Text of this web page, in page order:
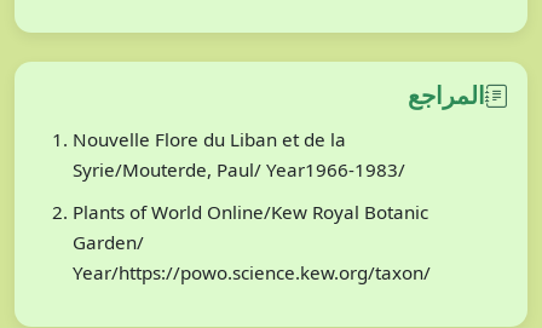
المراجع
Nouvelle Flore du Liban et de la
Syrie/Mouterde, Paul/ Year1966-1983/
Plants of World Online/Kew Royal Botanic
Garden/
Year/https://powo.science.kew.org/taxon/